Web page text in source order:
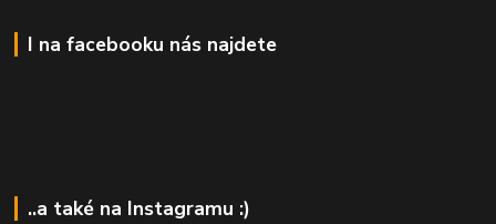
I na facebooku nás najdete
..a také na Instagramu :)